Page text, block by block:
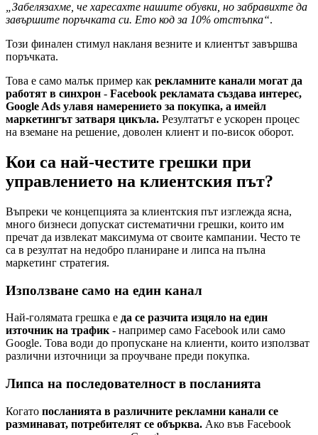
„Забелязахме, че харесахте нашите обувки, но забравихте да
завършите поръчката си. Ето код за 10% отстъпка“.
Този финален стимул накланя везните и клиентът завършва
поръчката.
Това е само малък пример как рекламните канали могат да
работят в синхрон - Facebook рекламата създава интерес,
Google Ads улавя намерението за покупка, а имейл
маркетингът затваря цикъла. Резултатът е ускорен процес
на вземане на решение, доволен клиент и по-висок оборот.
Кои са най-честите грешки при
управлението на клиентския път?
Въпреки че концепцията за клиентския път изглежда ясна,
много бизнеси допускат систематични грешки, които им
пречат да извлекат максимума от своите кампании. Често те
са в резултат на недобро планиране и липса на пълна
маркетинг стратегия.
Използване само на един канал
Най-голямата грешка е да се разчита изцяло на един
източник на трафик - например само Facebook или само
Google. Това води до пропускане на клиенти, които използват
различни източници за проучване преди покупка.
Липса на последователност в посланията
Когато посланията в различните рекламни канали се
разминават, потребителят се обърква. Ако във Facebook